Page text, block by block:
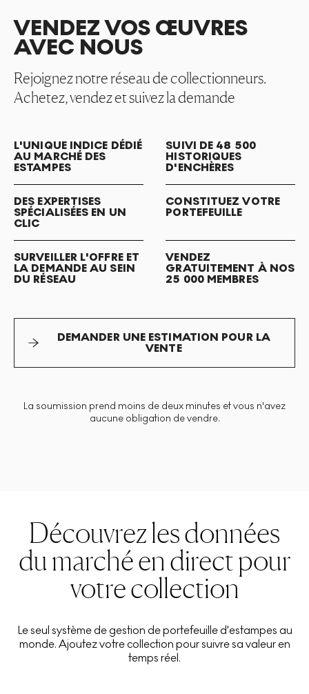
VENDEZ VOS ŒUVRES
AVEC NOUS
Rejoignez notre réseau de collectionneurs.
Achetez, vendez et suivez la demande
L'UNIQUE INDICE DÉDIÉ
AU MARCHÉ DES
ESTAMPES
SUIVI DE 48 500
HISTORIQUES
D'ENCHÈRES
DES EXPERTISES
SPÉCIALISÉES EN UN
CLIC
CONSTITUEZ VOTRE
PORTEFEUILLE
SURVEILLER L'OFFRE ET
LA DEMANDE AU SEIN
DU RÉSEAU
VENDEZ
GRATUITEMENT À NOS
25 000 MEMBRES
DEMANDER UNE ESTIMATION POUR LA
VENTE
La soumission prend moins de deux minutes et vous n'avez
aucune obligation de vendre.
Découvrez les données
du marché en direct pour
votre collection
Le seul système de gestion de portefeuille d'estampes au
monde. Ajoutez votre collection pour suivre sa valeur en
temps réel.